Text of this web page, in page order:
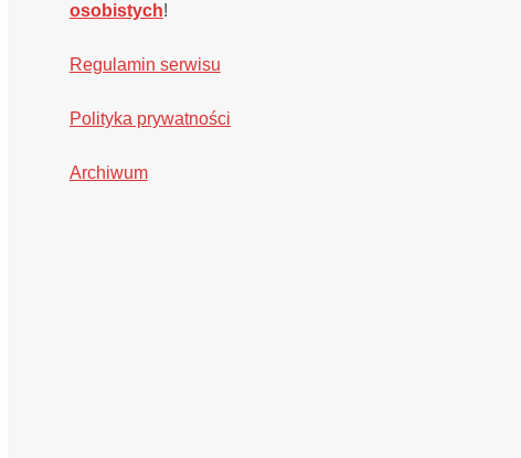
osobistych!
Regulamin serwisu
Polityka prywatności
Archiwum